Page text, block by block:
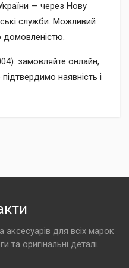
— через Нову
служби. Можливий
домовленістю.
замовляйте онлайн,
наявність і
аксесуарів для всіх марок
та оригінальні деталі.